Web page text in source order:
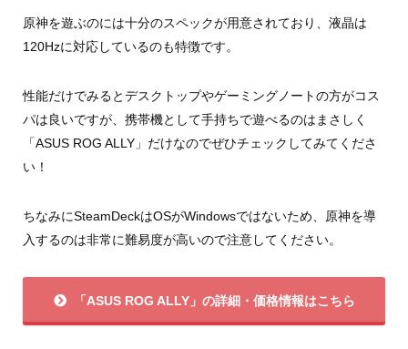
原神を遊ぶのには十分のスペックが用意されており、液晶は
120Hzに対応しているのも特徴です。
性能だけでみるとデスクトップやゲーミングノートの方がコス
パは良いですが、携帯機として手持ちで遊べるのはまさしく
「ASUS ROG ALLY」だけなのでぜひチェックしてみてくださ
い！
ちなみにSteamDeckはOSがWindowsではないため、原神を導
入するのは非常に難易度が高いので注意してください。
「ASUS ROG ALLY」の詳細・価格情報はこちら